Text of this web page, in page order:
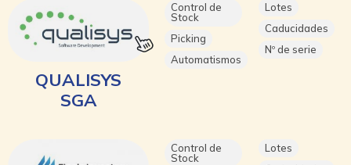
QUALISYS
SGA
Control de
Stock
Picking
Automatismos
Lotes
Caducidades
Nº de serie
Control de
Stock
Lotes